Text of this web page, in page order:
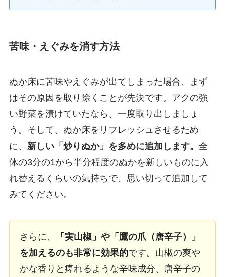
苦味・えぐみを消す方法
ぬか床に苦味やえぐみが出てしまった場合、まず
はその原因を取り除くことが先決です。アクの強
い野菜を漬けていたなら、一度取り出しましょ
う。そして、ぬか床をリフレッシュさせるため
に、 新しい「炒りぬか」を多めに追加します。 全
体の3分の1から半分程度のぬかを新しいものに入
れ替えるくらいの気持ちで、思い切って追加して
みてください。
さらに、
「実山椒」や「鷹の爪（唐辛子）」
を加えるのも非常に効果的です。山椒の爽や
かな香りと痺れるような辛味成分、唐辛子の